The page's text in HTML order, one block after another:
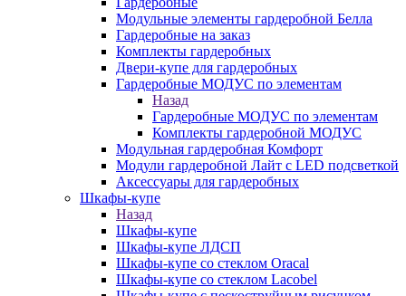
Модульные элементы гардеробной Белла
Гардеробные на заказ
Комплекты гардеробных
Двери-купе для гардеробных
Гардеробные МОДУС по элементам
Назад
Гардеробные МОДУС по элементам
Комплекты гардеробной МОДУС
Модульная гардеробная Комфорт
Модули гардеробной Лайт с LED подсветкой
Аксессуары для гардеробных
Шкафы-купе
Назад
Шкафы-купе
Шкафы-купе ЛДСП
Шкафы-купе со стеклом Oracal
Шкафы-купе со стеклом Lacobel